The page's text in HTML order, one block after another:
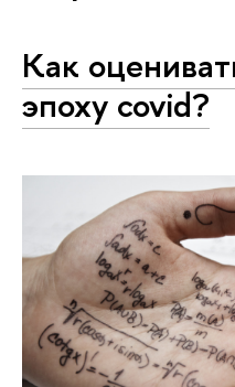
Как
эпоху covid?